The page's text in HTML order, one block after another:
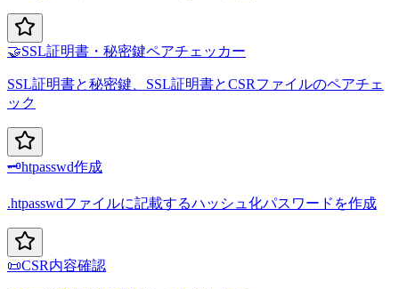
🤝SSL証明書・秘密鍵ペアチェッカー
SSL証明書と秘密鍵、SSL証明書とCSRファイルのペアチェ
ック
🗝️htpasswd作成
.htpasswdファイルに記載するハッシュ化パスワードを作成
📜CSR内容確認